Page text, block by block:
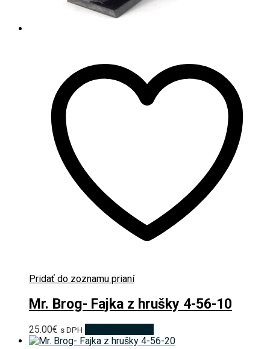
Pridať do zoznamu prianí
Mr. Brog- Fajka z hrušky 4-56-10
25.00€ s DPH